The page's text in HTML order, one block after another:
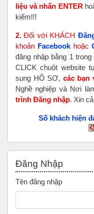
liệu và nhấn ENTER
kiếm!!!
2. Đối với KHÁCH
khoản Facebook hoặc
đăng nhập bằng 1
CLICK chuột website
sung HỒ SƠ, các bạn
Nghề nghiệp và Nơi
trình Đăng nhập. Xin
Số khách hiện
Đăng Nhập
Tên đăng nhập